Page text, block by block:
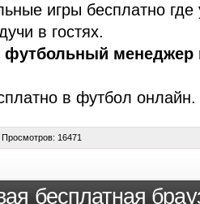
игры бесплатно
в гостях.
футбольный менеджер
в футбол онлайн.
Просмотров: 16471
бесплатная